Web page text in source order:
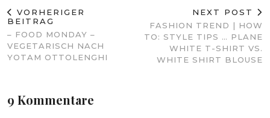
VORHERIGER
BEITRAG
– FOOD MONDAY –
VEGETARISCH NACH
YOTAM OTTOLENGHI
NEXT POST
FASHION TREND | HOW
TO: STYLE TIPS … PLANE
WHITE T-SHIRT VS.
WHITE SHIRT BLOUSE
9 Kommentare